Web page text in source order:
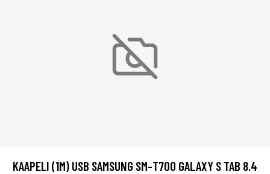
KAAPELI (1M) USB SAMSUNG SM-T700 GALAXY S TAB 8.4